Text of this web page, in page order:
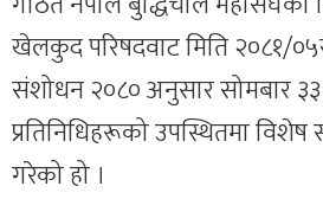
खेलकुद परिषदवाट मिति २०८१/
संशोधन २०८० अनुसार सोमबार ३३
प्रतिनिधिहरूको उपस्थितमा
गरेको हो ।